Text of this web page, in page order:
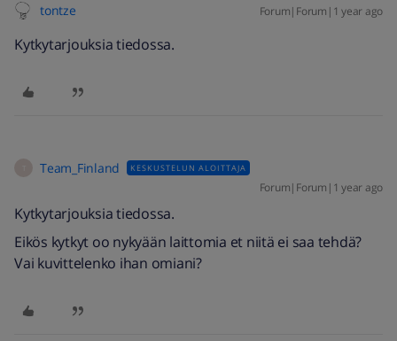
tontze Forum|Forum|1 year ago
Kytkytarjouksia tiedossa.
Team_Finland KESKUSTELUN ALOITTAJA
Forum|Forum|1 year ago
Kytkytarjouksia tiedossa.
Eikös kytkyt oo nykyään laittomia et niitä ei saa tehdä?
Vai kuvittelenko ihan omiani?